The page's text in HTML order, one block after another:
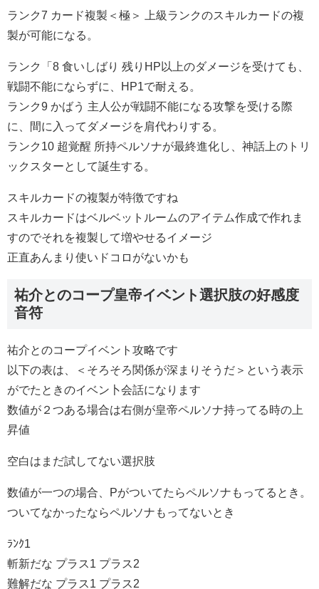
ランク7 カード複製＜極＞ 上級ランクのスキルカードの複
製が可能になる。
ランク「8 食いしばり 残りHP以上のダメージを受けても、
戦闘不能にならずに、HP1で耐える。
ランク9 かばう 主人公が戦闘不能になる攻撃を受ける際
に、間に入ってダメージを肩代わりする。
ランク10 超覚醒 所持ペルソナが最終進化し、神話上のトリ
ックスターとして誕生する。
スキルカードの複製が特徴ですね
スキルカードはベルベットルームのアイテム作成で作れま
すのでそれを複製して増やせるイメージ
正直あんまり使いドコロがないかも
祐介とのコープ皇帝イベント選択肢の好感度
音符
祐介とのコープイベント攻略です
以下の表は、＜そろそろ関係が深まりそうだ＞という表示
がでたときのイベン卜会話になります
数値が２つある場合は右側が皇帝ペルソナ持ってる時の上
昇値
空白はまだ試してない選択肢
数値が一つの場合、Pがついてたらペルソナもってるとき。
ついてなかったならペルソナもってないとき
ﾗﾝｸ1
斬新だな プラス1 プラス2
難解だな プラス1 プラス2